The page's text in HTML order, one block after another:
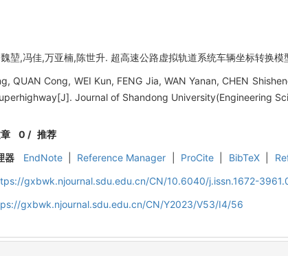
堃,冯佳,万亚楠,陈世升. 超高速公路虚拟轨道系统车辆坐标转
QUAN Cong, WEI Kun, FENG Jia, WAN Yanan, CHEN
Journal of Shandong University(Engineering
0 / 推荐
器
EndNote Reference Manager ProCite BibTeX
gxbwk.njournal.sdu.edu.cn/CN/10.6040/j.issn.1672-
gxbwk.njournal.sdu.edu.cn/CN/Y2023/V53/I4/56